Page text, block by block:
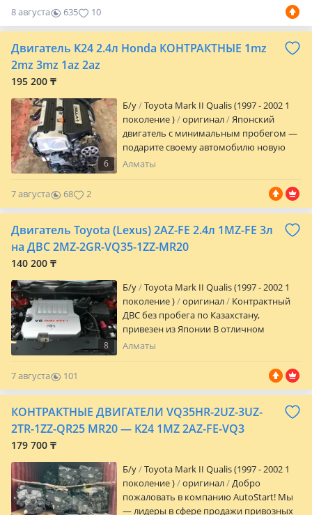
Алматы, Казахстану, России, Узбекистану
доставка по Алматы Ждём Вас по адресу:
г. Алматы пр-т Райымбека 517/6 рынок
8 августа 635 10
Двигатель K24 2.4л Honda КОНТРАКТНЫЕ 1mz
2mz 3mz 1az 2az
195 200 ₸
6
Б/y
Toyota Mark II Qualis (1997 - 2002 1
поколение )
оригинал
Японский
двигатель с минимальным пробегом —
подарите своему автомобилю новую
жизнь! Представляем
двигатель, который готов вдохнуть
новую жизнь в ваш автомобиль! Наши
двигатели тщательно отобраны и
протестированы, чтобы обеспечить
максимальную производительность и
пробег: Все двигатели имеют пробег не
более 50 000 — 100 000 км, гарантирует
его превосходное состояние и долгий
срок службы. Надежность: Японские
двигатели известны своей
двигатель прошел строгий контроль
бесперебойную работу. Мощность: Этот
двигатель обеспечивает оптимальную
мощность и крутящий момент, улучшая
двигатели оптимизированы для
максимальной топливной
экономичности, что снижает
эксплуатационные расходы.
Алматы
7 августа 68 2
Двигатель Toyota (Lexus) 2AZ-FE 2.4л 1MZ-FE 3л
на ДВС 2MZ-2GR-VQ35-1ZZ-MR20
140 200 ₸
8
Б/y
Toyota Mark II Qualis (1997 - 2002 1
поколение )
оригинал
Контрактный
ДВС без пробега по Казахстану,
привезен из Японии В отличном
состоянии, с минимальным пробегом
И самое главное товар уже в наличии на
нашем собственном складе. Продаем
только то, что есть здесь и сейчас, мы не
посредники. У нас также есть услуга
установки, включающая: -ЗАМЕНУ
нет возможности заплатить полную
стоимость сразу, мы предлагаем
выгодные условия кредитования. Ещё
одно наше преимущество в том, что для
Алматы
7 августа
101
0
КОНТРАКТНЫЕ ДВИГАТЕЛИ VQ35HR-2UZ-3UZ-
2TR-1ZZ-QR25 MR20 — K24 1MZ 2AZ-FE-VQ3
179 700 ₸
Б/y
Toyota Mark II Qualis (1997 - 2002 1
поколение )
оригинал
Добро
пожаловать в компанию AutoStart! Мы
— лидеры в сфере продажи привозных